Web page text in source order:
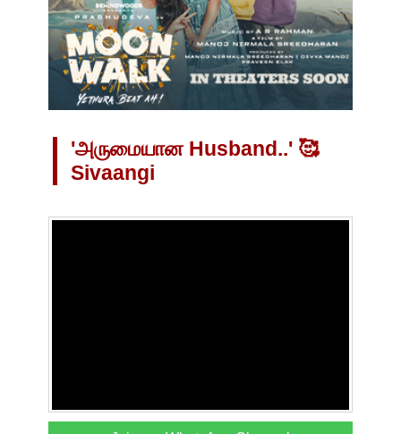
'அருமையான Husband..' 🥰
Sivaangi